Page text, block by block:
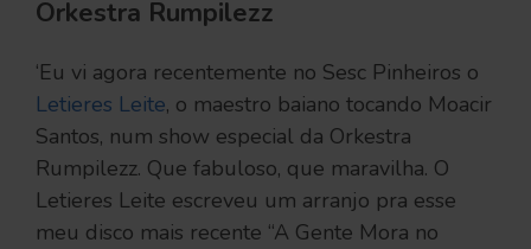
Orkestra Rumpilezz
‘Eu vi agora recentemente no Sesc Pinheiros o
Letieres Leite, o maestro baiano tocando Moacir
Santos, num show especial da Orkestra
Rumpilezz. Que fabuloso, que maravilha. O
Letieres Leite escreveu um arranjo pra esse
meu disco mais recente “A Gente Mora no